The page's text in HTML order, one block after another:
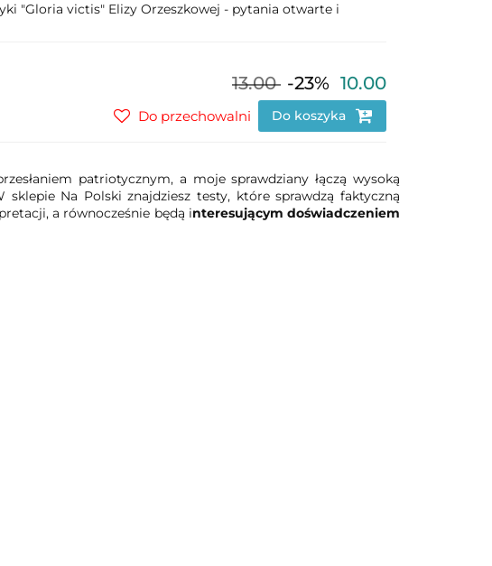
"Gloria victis" Elizy Orzeszkowej - pytania otwarte i
13.00 -23% 10.00
Do koszyka
Do przechowalni
patriotycznym, a moje sprawdziany łączą wysoką
Na Polski znajdziesz testy, które sprawdzą faktyczną
a równocześnie będą interesującym doświadczeniem